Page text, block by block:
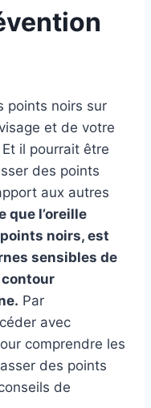
points noirs sur
et de votre
il pourrait être
des points
aux autres
que l’oreille
noirs, est
sensibles de
contour
Par
avec
comprendre les
des points
de